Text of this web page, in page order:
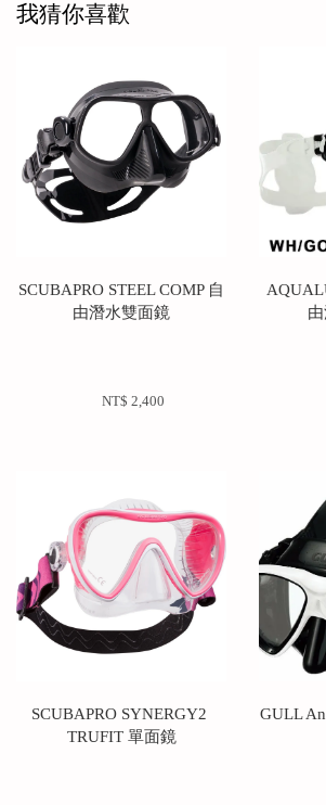
我猜你喜歡
SCUBAPRO STEEL COMP 自
由潛水雙面鏡
NT$ 2,400
SCUBAPRO SYNERGY2
TRUFIT 單面鏡
GULL